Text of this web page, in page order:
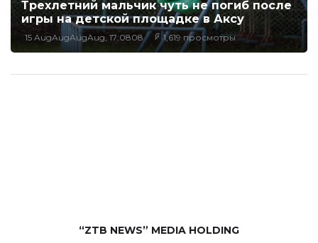
Трехлетний мальчик чуть не погиб после
игры на детской площадке в Аксу
15 AugAugAugAug, 17:0808 1,619 просмотры
“ZTB NEWS” MEDIA HOLDING